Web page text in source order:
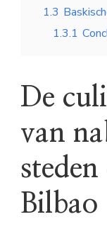
1.3
1.3.1
De
van
steden
Bilbao